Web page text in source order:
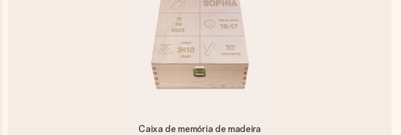
Caixa de memória de madeira